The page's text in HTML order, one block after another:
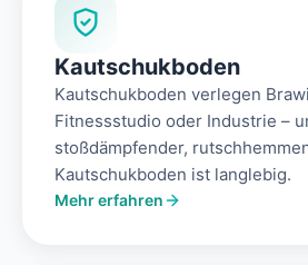
Kautschukboden
Kautschukboden verlegen
Fitnessstudio oder Industrie –
stoßdämpfender,
Kautschukboden ist langlebig.
Mehr erfahren